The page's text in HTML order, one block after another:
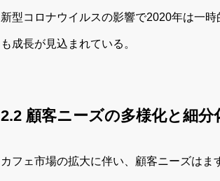
新型コロナウイルスの影響で2020年は一
も成長が見込まれている。
2.2 顧客ニーズの多様化と細分
カフェ市場の拡大に伴い、顧客ニーズはま